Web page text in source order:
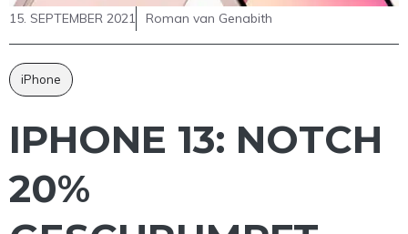
15. SEPTEMBER 2021 Roman van Genabith
iPhone
IPHONE 13: NOTCH
20%